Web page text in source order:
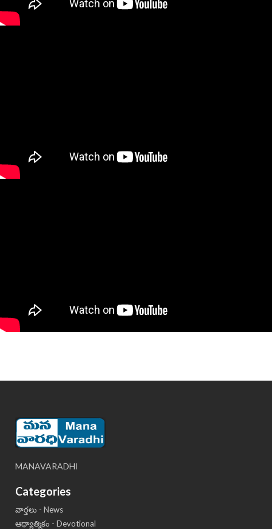
MANAVARADHI
Categories
వార్తలు - News
ఆధ్యాత్మికం - Devotional